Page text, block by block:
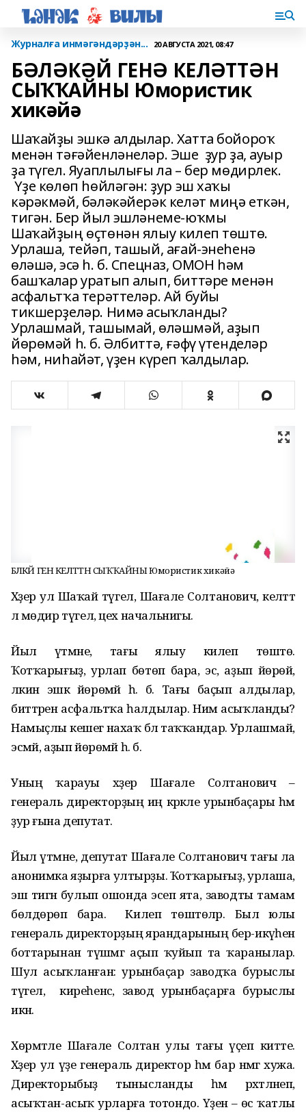
Журналға инмәгәндәрҙән... 20 АВГУСТА 2021, 08:47
БӘЛӘКӘЙ ГЕНӘ КЕЛӘТТӘН
СЫҠҠАЙНЫ Юмористик
хикәйә
Шаҡайҙы эшкә алдылар. Хатта бойороҡ
менән тәғәйенләнеләр. Эше ҙур ҙа, ауыр
ҙа түгел. Яуаплылығы ла – бер мөдирлек.
Үҙе көлөп һөйләгән: ҙур эш хаҡы
кәрәкмәй, бәләкәйерәк келәт миңә еткән,
тигән. Бер йыл эшләнеме-юҡмы
Шаҡайҙың өҫтөнән ялыу килеп төштө.
Урлаша, тейәп, ташый, ағай-энеһенә
өләшә, эсә һ. б. Спецназ, ОМОН һәм
башҡалар уратып алып, биттәре менән
асфальтҡа терәттеләр. Ай буйы
тикшерҙеләр. Нимә асыҡланды?
Урлашмай, ташымай, өләшмәй, аҙып
йөрөмәй һ. б. Әлбиттә, ғәфү үтенделәр
һәм, ниһайәт, үҙен күреп ҡалдылар.
БӘЛӘКӘЙ ГЕНӘ КЕЛӘТТӘН СЫҠҠАЙНЫ Юмористик хикәйә
Хәҙер ул Шаҡай түгел, Шағале Солтанович, келәттә
лә мөдир түгел, цех начальнигы.
Йыл үтмәне, тағы ялыу килеп төштө.
Ҡотҡарығыҙ, урлап бөтөп бара, эсә, аҙып йөрөй,
ләкин эшкә йөрөмәй һ. б. Тағы баҫып алдылар,
биттәрен асфальтҡа һалдылар. Нимә асыҡланды?
Намыҫлы кешегә нахаҡ бәлә таҡҡандар. Урлашмай,
эсмәй, аҙып йөрөмәй һ. б.
Уның ҡарауы хәҙер Шағале Солтанович –
генераль директорҙың иң кәрәкле урынбаҫары һәм
ҙур ғына депутат.
Йыл үтмәне, депутат Шағале Солтанович тағы ла
анонимка яҙырға ултырҙы. Ҡотҡарығыҙ, урлаша,
эш тигән булып ошонда эсеп ята, заводты тамам
бөлдөрөп бара. Килеп төштөләр. Был юлы
генераль директорҙың ярандарының бер-икәүһен
боттарынан түшәмгә аҫып ҡуйып та ҡаранылар.
Шул асыҡланған: урынбаҫар заводҡа бурыслы
түгел, ә киреһенсә, завод урынбаҫарға бурыслы
икән.
Хөрмәтле Шағале Солтан улы тағы үҫеп китте.
Хәҙер ул үҙе генераль директор һәм бар нәмәгә хужа.
Директорыбыҙ тынысланды һәм рәхәтләнеп,
асыҡтан-асыҡ урларға тотондо. Үҙенә – өс ҡатлы